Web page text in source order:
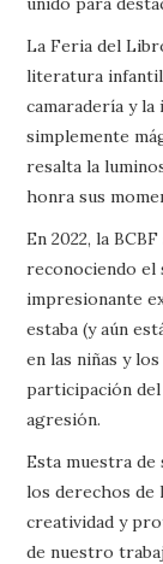
La Feria del
literatura infantil
camaradería y
simplemente
resalta la
honra sus
En 2022, la
reconociendo el
impresionante
estaba (y aún
en las niñas y
participación del
agresión.
Esta muestra
los derechos de
creatividad y
de nuestro